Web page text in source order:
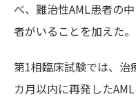
べ、難治性AML患者の
者がいることを加えた。
第1相臨床試験では、
カ月以内に再発した